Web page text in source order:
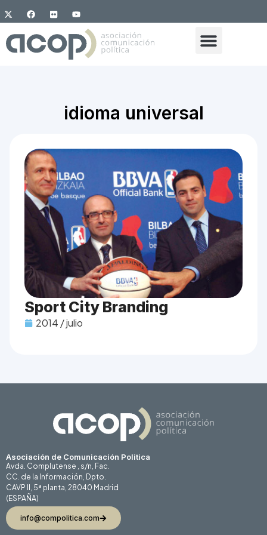
idioma universal
Sport City Branding
2014 / julio
Asociación de Comunicación Politica
Avda. Complutense , s/n, Fac.
CC. de la Información, Dpto.
CAVP II, 5ª planta, 28040 Madrid
(ESPAÑA)
info@compolitica.com